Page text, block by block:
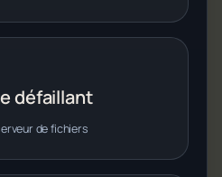
défaillant
de fichiers